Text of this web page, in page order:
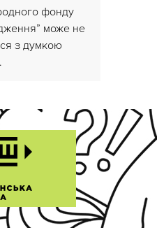
фонду
може не
з думкою